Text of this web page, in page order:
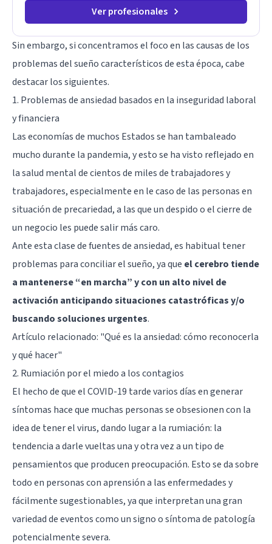
Ver profesionales
Sin embargo, si concentramos el foco en las causas de los
problemas del sueño característicos de esta época, cabe
destacar los siguientes.
1. Problemas de ansiedad basados en la inseguridad laboral
y financiera
Las economías de muchos Estados se han tambaleado
mucho durante la pandemia, y esto se ha visto reflejado en
la salud mental de cientos de miles de trabajadores y
trabajadores, especialmente en le caso de las personas en
situación de precariedad, a las que un despido o el cierre de
un negocio les puede salir más caro.
Ante esta clase de fuentes de ansiedad, es habitual tener
problemas para conciliar el sueño, ya que el cerebro tiende
a mantenerse “en marcha” y con un alto nivel de
activación anticipando situaciones catastróficas y/o
buscando soluciones urgentes.
Artículo relacionado: "Qué es la ansiedad: cómo reconocerla
y qué hacer"
2. Rumiación por el miedo a los contagios
El hecho de que el COVID-19 tarde varios días en generar
síntomas hace que muchas personas se obsesionen con la
idea de tener el virus, dando lugar a la rumiación: la
tendencia a darle vueltas una y otra vez a un tipo de
pensamientos que producen preocupación. Esto se da sobre
todo en personas con aprensión a las enfermedades y
fácilmente sugestionables, ya que interpretan una gran
variedad de eventos como un signo o síntoma de patología
potencialmente severa.